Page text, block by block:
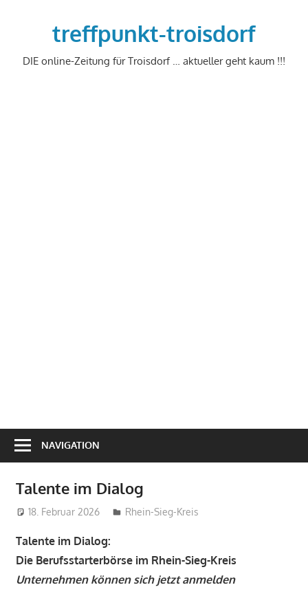
treffpunkt-troisdorf
DIE online-Zeitung für Troisdorf … aktueller geht kaum !!!
NAVIGATION
Talente im Dialog
18. Februar 2026 treffpunkt
Rhein-Sieg-Kreis
Talente im Dialog:
Die Berufsstarterbörse im Rhein-Sieg-Kreis
Unternehmen können sich jetzt anmelden